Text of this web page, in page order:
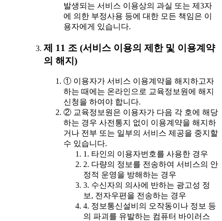
발생되는 서비스 이용상의 과실 또는 제3자
에 의한 부정사용 등에 대한 모든 책임은 이
용자에게 있습니다.
제 11 조 (서비스 이용의 제한 및 이용계약
의 해지)
① 이용자가 서비스 이용계약을 해지하고자
하는 때에는 온라인으로 교육정보원에 해지
신청을 하여야 합니다.
② 교육정보원은 이용자가 다음 각 호에 해당
하는 경우 사전통지 없이 이용계약을 해지하
거나 전부 또는 일부의 서비스 제공을 중지할
수 있습니다.
1. 타인의 이용자번호를 사용한 경우
2. 다량의 정보를 전송하여 서비스의 안
정적 운영을 방해하는 경우
3. 수신자의 의사에 반하는 광고성 정
보, 전자우편을 전송하는 경우
4. 정보통신설비의 오작동이나 정보 등
의 파괴를 유발하는 컴퓨터 바이러스